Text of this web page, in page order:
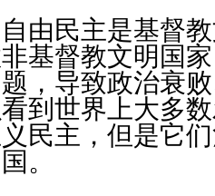
由民主是基督
基督教文明国
，导致政治衰
到世界上大多
民主，但是它
。